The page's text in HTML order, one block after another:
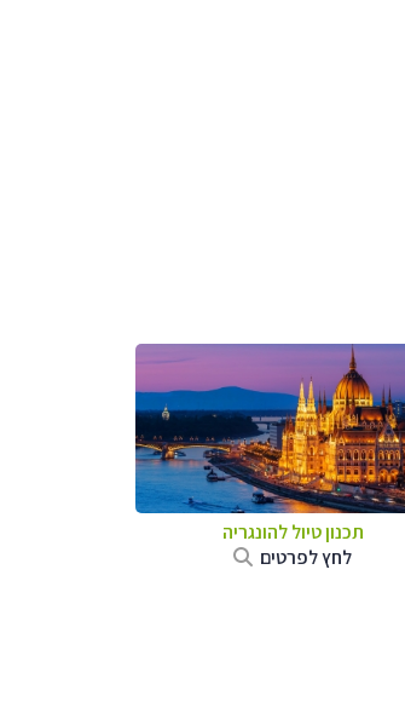
תכנון טיול להונגריה
לחץ לפרטים